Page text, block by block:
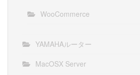
WooCommerce
YAMAHAルーター
MacOSX Server